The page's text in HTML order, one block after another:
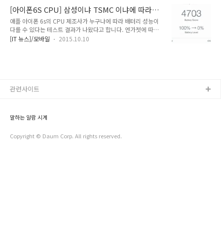
교는 항상 필수적이다.... 그렇다.테스트 디바이스로 등록 되어서 디버그 단말기만 나
오지 않았다.이 에러는 구글이 서버 점검을 하고 있다는 얘기다.... 디버그 단말기이니
마음데로 장난 치는 거다...
[아이폰6S CPU] 삼성이냐 TSMC 이냐에 따라
배터리 성능이 다르다?
애플 아이폰 6s의 CPU 제조사가 누구냐에 따라 배터리 성능이
다를 수 있다는 테스트 결과가 나왔다고 합니다. 엔가젯에 따르
면 어떤 테스트에서는 최대 2시간 가량의 성능이 차이가 났는데
든지 안 되었든지에 상관없이 2~3%의 차이가 있으니 사는 지역
를 볼거라고 말이죠...
[IT 뉴스]/모바일 2015.10.10
말하는 알람 시계
Copyright © Daum Corp. All rights reserved.
관련사이트